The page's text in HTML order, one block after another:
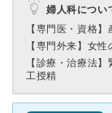
婦人科につい
【専門医・資格】
【専門外来】 女性
【診療・治療法】
工授精